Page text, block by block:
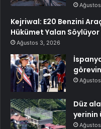
Kejriwal: E20 Benzini
Hükümet Yalan Söylüyor
Ağustos 3, 2026
Düz
yerinin